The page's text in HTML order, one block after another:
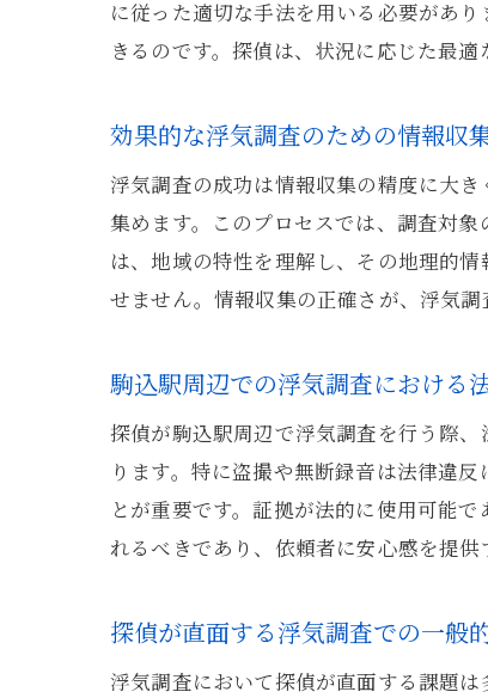
に従った適切な手法を用いる必要があ
きるのです。探偵は、状況に応じた最
効果的な浮気調査のための情報収
浮気調査の成功は情報収集の精度に大
集めます。このプロセスでは、調査対
は、地域の特性を理解し、その地理的
せません。情報収集の正確さが、浮気
駒込駅周辺での浮気調査における
探偵が駒込駅周辺で浮気調査を行う際
ります。特に盗撮や無断録音は法律違
とが重要です。証拠が法的に使用可能
れるべきであり、依頼者に安心感を提
探偵が直面する浮気調査での一般
浮気調査において探偵が直面する課題